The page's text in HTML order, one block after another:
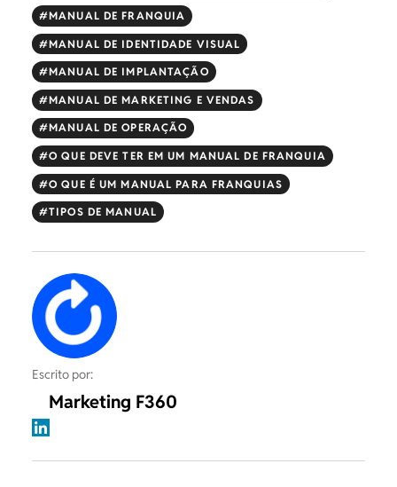
MANUAL DE FRANQUIA
MANUAL DE IDENTIDADE VISUAL
MANUAL DE IMPLANTAÇÃO
MANUAL DE MARKETING E VENDAS
MANUAL DE OPERAÇÃO
O QUE DEVE TER EM UM MANUAL DE FRANQUIA
O QUE É UM MANUAL PARA FRANQUIAS
TIPOS DE MANUAL
Escrito por:
Marketing F360